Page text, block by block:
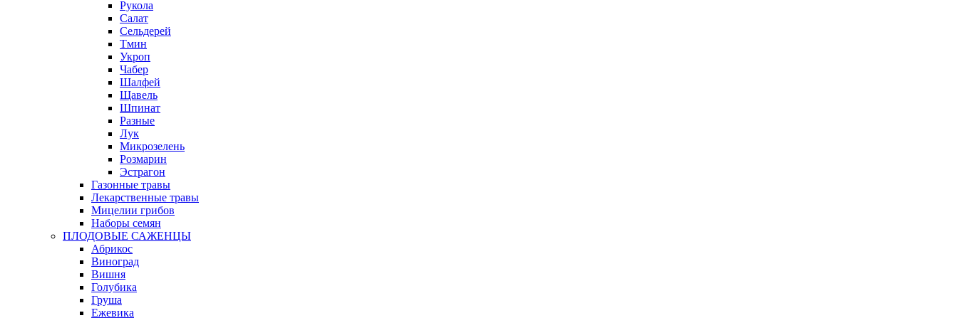
Рукола
Салат
Сельдерей
Тмин
Укроп
Чабер
Шалфей
Щавель
Шпинат
Разные
Лук
Микрозелень
Розмарин
Эстрагон
Газонные травы
Лекарственные травы
Мицелии грибов
Наборы семян
ПЛОДОВЫЕ САЖЕНЦЫ
Абрикос
Виноград
Вишня
Голубика
Груша
Ежевика